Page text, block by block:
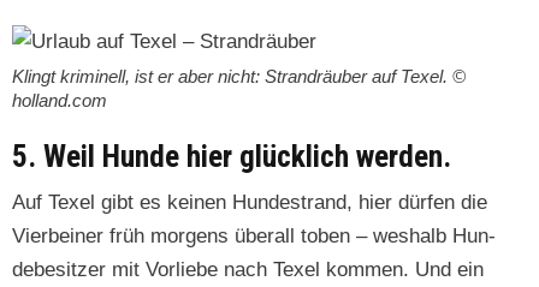
Klingt krim­inell, ist er aber nicht: Stran­dräu­ber auf Tex­el. ©
holland.com
5. Weil Hunde hier glücklich werden.
Auf Tex­el gibt es keinen Hun­de­strand, hier dür­fen die
Vier­bein­er früh mor­gens über­all toben – weshalb Hun­
debe­sitzer mit Vor­liebe nach Tex­el kom­men. Und ein